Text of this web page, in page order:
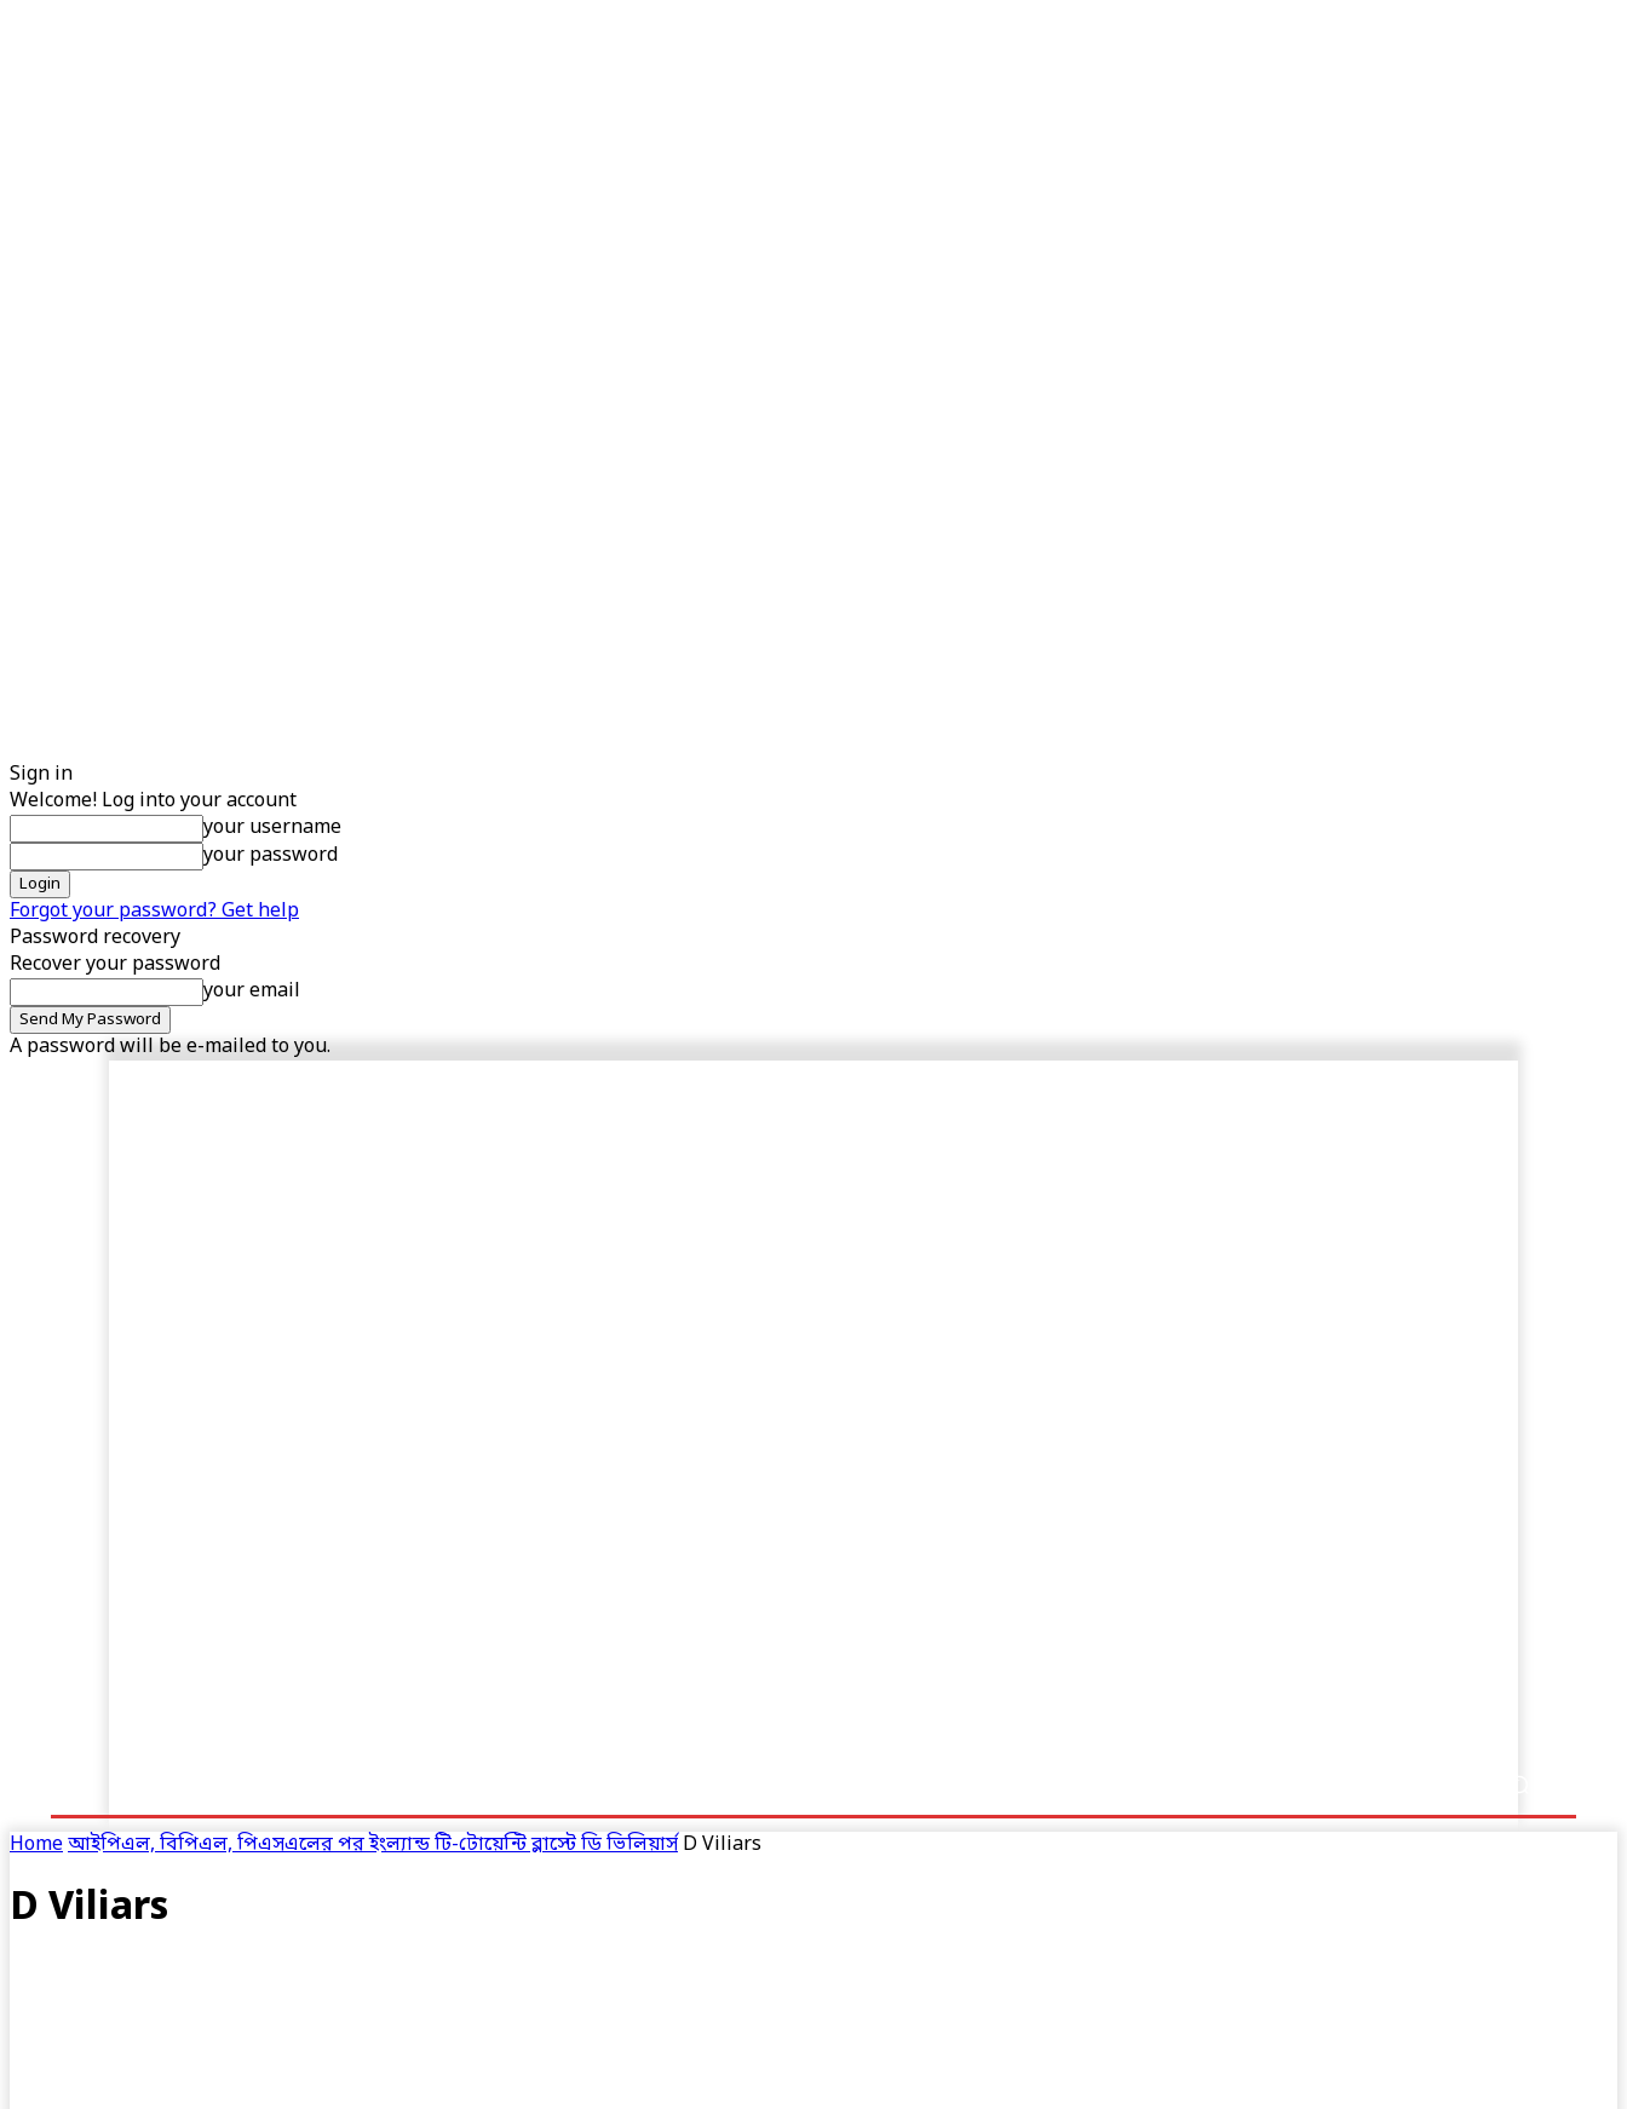
Sign in
Welcome! Log into your account
your username
your password
Forgot your password? Get help
Password recovery
Recover your password
your email
A password will be e-mailed to you.
Homeআইপিএল, বিপিএল, পিএসএলের পর ইংল্যান্ড টি-টোয়েন্টি ব্লাস্টে ডি ভিলিয়ার্স D Viliars
D Viliars